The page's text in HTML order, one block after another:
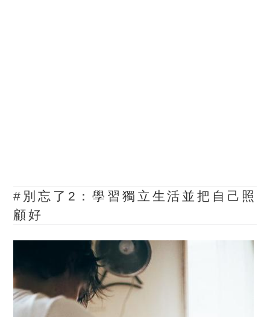
#別忘了2：學習獨立生活並把自己照
顧好